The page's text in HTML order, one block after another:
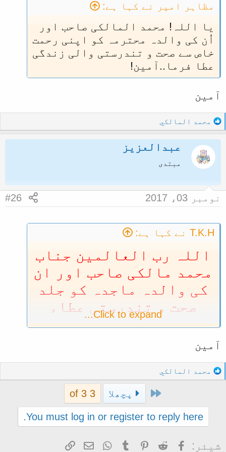
مظاہر امیر نے کہا ہے:
یا اللہ! محمد المالکی صاحب اور
اُن کی والدہ محترمہ کو اپنی رحمت
خاص سے صحت و تندرستی والی زندگی
عطا فرما..آمین!
آمین
R
e
a
t
o
s
محمد المالكي
عبدالعزيز
مبتدی
نومبر 03، 2017 #26
T.K.H نے کہا ہے:
اللہ رب العالمین جناب
محمد مالکی صاحب اور ان
کی والدہ ماجدہ کو جلد
صحت و تندرستی عطاء
فرمائے ، آمین !
Click to expand...
آمین
R
e
محمد المالكي
Firstپچھلا 3 of 3
You must log in or register to reply here.
شیئر: Facebook
Reddit
Pinterest
Tumblr
WhatsApp
ای میل
Link